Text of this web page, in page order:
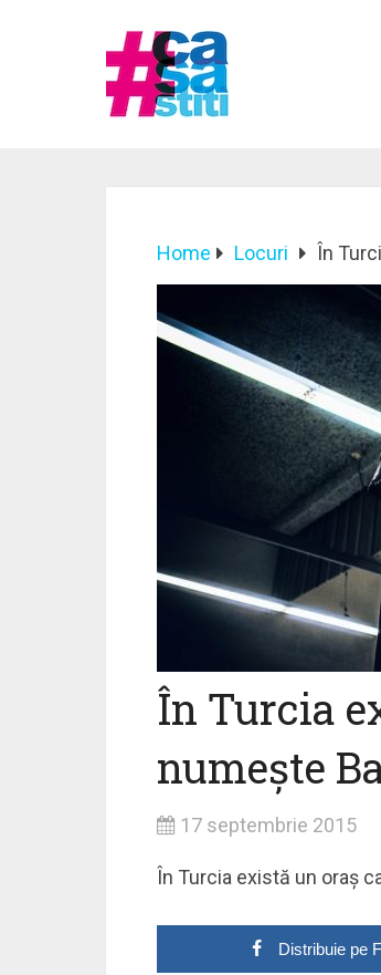
Home Locuri În
În Turcia
numește
17 septembrie 2015
În Turcia există un oraș
Distribuie pe